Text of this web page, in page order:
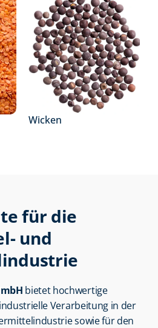
Wicken
für die
und
bietet hochwertige
Verarbeitung in der
sowie für den